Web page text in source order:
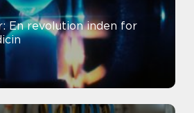
En revolution inden for